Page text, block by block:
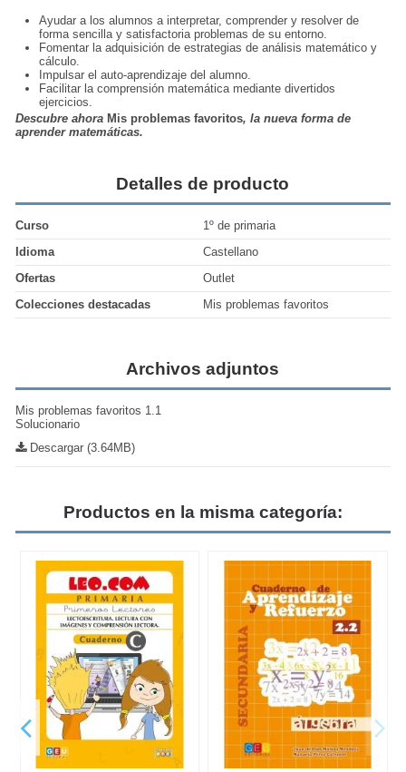
Ayudar a los alumnos a interpretar, comprender y resolver de
forma sencilla y satisfactoria problemas de su entorno.
Fomentar la adquisición de estrategias de análisis matemático y
cálculo.
Impulsar el auto-aprendizaje del alumno.
Facilitar la comprensión matemática mediantedivertidos
ejercicios.
Descubre ahora Mis problemas favoritos, la nueva forma de
aprender matemáticas.
Detalles de producto
Curso
1º de primaria
Idioma
Castellano
Ofertas
Outlet
Colecciones destacadas
Mis problemas favoritos
Archivos adjuntos
Mis problemas favoritos 1.1
Solucionario
Descargar (3.64MB)
Productos en la misma categoría: